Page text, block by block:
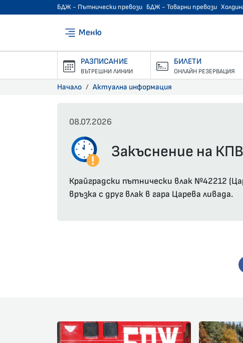
БДЖ - Пътнически превози БДЖ - Товарни превози
Меню
РАЗПИСАНИЕ
ВЪТРЕШНИ ЛИНИИ
БИЛЕТИ
ОНЛАЙН РЕЗЕРВАЦИЯ
Начало Актуална информация
08.07.2026
Закъснение на
Крайградски пътнически влак №42212
връзка с друг влак в гара Царева ливада.